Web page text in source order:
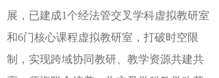
展，已建成1个经法管交叉学科虚拟教研室
和6门核心课程虚拟教研室，打破时空限
制，实现跨域协同教研、教学资源共建共